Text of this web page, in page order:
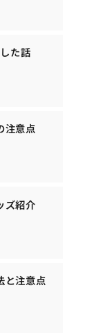
た話
注意点
ズ紹介
と注意点